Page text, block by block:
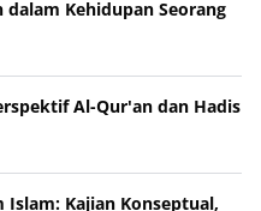
Kehidupan Seorang
Al-Qur'an dan Hadis
Islam: Kajian Konseptual,